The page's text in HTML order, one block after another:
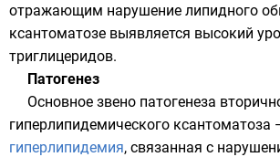
отражающим нарушение липидного
ксантоматозе выявляется высокий
триглицеридов.
Патогенез
Основное звено патогенеза
гиперлипидемического ксантоматоза
гиперлипидемия, связанная с